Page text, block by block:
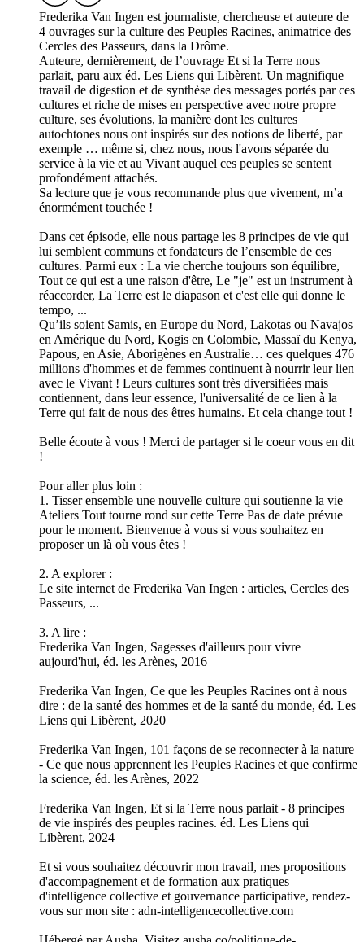
Frederika Van Ingen est journaliste, chercheuse et auteure de
4 ouvrages sur la culture des Peuples Racines, animatrice des
Cercles des Passeurs, dans la Drôme.
Auteure, dernièrement, de l’ouvrage Et si la Terre nous
parlait, paru aux éd. Les Liens qui Libèrent. Un magnifique
travail de digestion et de synthèse des messages portés par ces
cultures et riche de mises en perspective avec notre propre
culture, ses évolutions, la manière dont les cultures
autochtones nous ont inspirés sur des notions de liberté, par
exemple … même si, chez nous, nous l'avons séparée du
service à la vie et au Vivant auquel ces peuples se sentent
profondément attachés.
Sa lecture que je vous recommande plus que vivement, m’a
énormément touchée !
Dans cet épisode, elle nous partage les 8 principes de vie qui
lui semblent communs et fondateurs de l’ensemble de ces
cultures. Parmi eux : La vie cherche toujours son équilibre,
Tout ce qui est a une raison d'être, Le "je" est un instrument à
réaccorder, La Terre est le diapason et c'est elle qui donne le
tempo, ...
Qu’ils soient Samis, en Europe du Nord, Lakotas ou Navajos
en Amérique du Nord, Kogis en Colombie, Massaï du Kenya,
Papous, en Asie, Aborigènes en Australie… ces quelques 476
millions d'hommes et de femmes continuent à nourrir leur lien
avec le Vivant ! Leurs cultures sont très diversifiées mais
contiennent, dans leur essence, l'universalité de ce lien à la
Terre qui fait de nous des êtres humains. Et cela change tout !
Belle écoute à vous ! Merci de partager si le coeur vous en dit
!
Pour aller plus loin :
1. Tisser ensemble une nouvelle culture qui soutienne la vie
Ateliers Tout tourne rond sur cette Terre Pas de date prévue
pour le moment. Bienvenue à vous si vous souhaitez en
proposer un là où vous êtes !
2. A explorer :
Le site internet de Frederika Van Ingen : articles, Cercles des
Passeurs, ...
3. A lire :
Frederika Van Ingen, Sagesses d'ailleurs pour vivre
aujourd'hui, éd. les Arènes, 2016
Frederika Van Ingen, Ce que les Peuples Racines ont à nous
dire : de la santé des hommes et de la santé du monde, éd. Les
Liens qui Libèrent, 2020
Frederika Van Ingen, 101 façons de se reconnecter à la nature
- Ce que nous apprennent les Peuples Racines et que confirme
la science, éd. les Arènes, 2022
Frederika Van Ingen, Et si la Terre nous parlait - 8 principes
de vie inspirés des peuples racines. éd. Les Liens qui
Libèrent, 2024
Et si vous souhaitez découvrir mon travail, mes propositions
d'accompagnement et de formation aux pratiques
d'intelligence collective et gouvernance participative, rendez-
vous sur mon site : adn-intelligencecollective.com